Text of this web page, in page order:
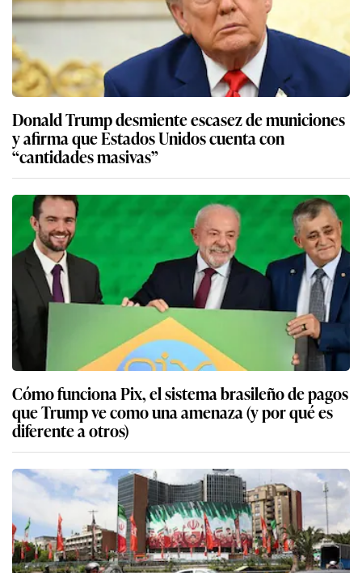
Donald Trump desmiente escasez de municiones
y afirma que Estados Unidos cuenta con
“cantidades masivas”
Cómo funciona Pix, el sistema brasileño de pagos
que Trump ve como una amenaza (y por qué es
diferente a otros)